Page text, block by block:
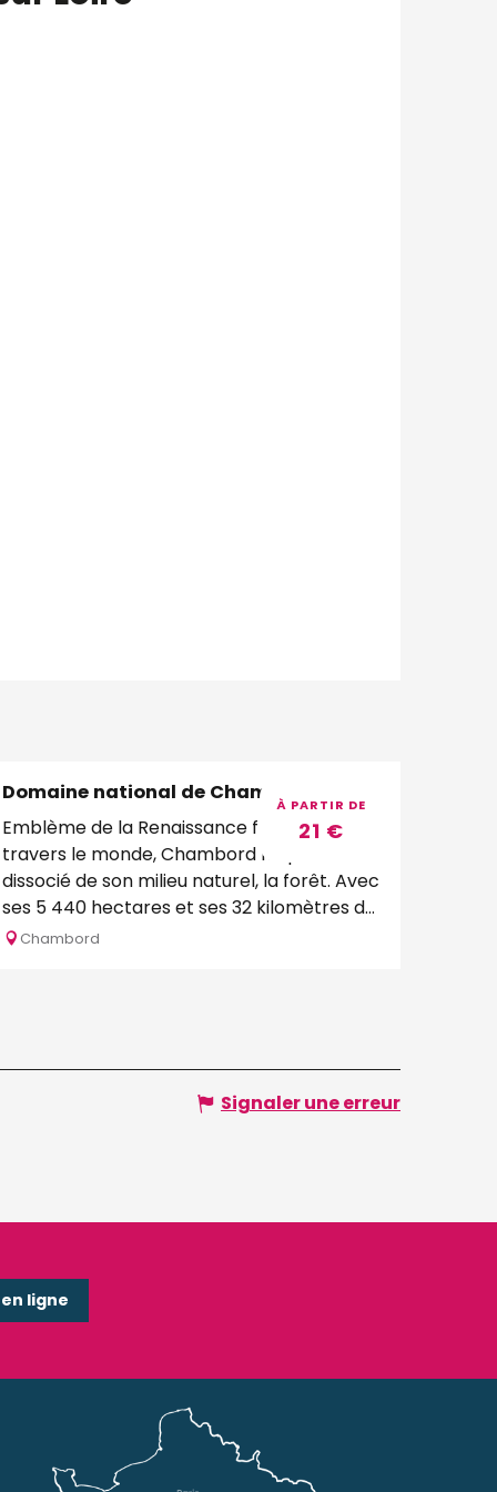
À PARTIR DE
21 €
Domaine national de Chambord
Emblème de la Renaissance française à
travers le monde, Chambord ne peut être
dissocié de son milieu naturel, la forêt. Avec
ses 5 440 hectares et ses 32 kilomètres de
murs...
Chambord
Signaler une erreur
ligne